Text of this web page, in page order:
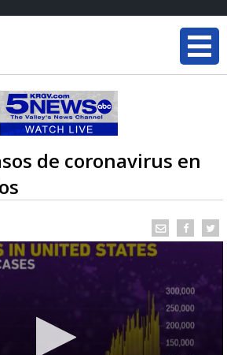
de coronavirus en